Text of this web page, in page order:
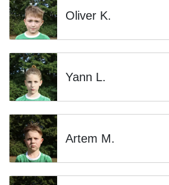
Oliver K.
Yann L.
Artem M.